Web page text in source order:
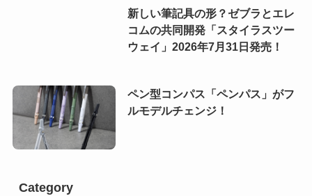
新しい筆記具の形？ゼブラとエレ
コムの共同開発「スタイラスツー
ウェイ」2026年7月31日発売！
ペン型コンパス「ペンパス」がフ
ルモデルチェンジ！
Category